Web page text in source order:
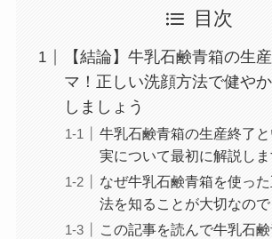
目次
【結論】牛乳石鹸青箱の生
マ！正しい洗顔方法で健や
しましょう
牛乳石鹸青箱の生産終了
実について最初に解説し
なぜ牛乳石鹸青箱を使っ
法を知ることが大切なの
この記事を読んで牛乳石